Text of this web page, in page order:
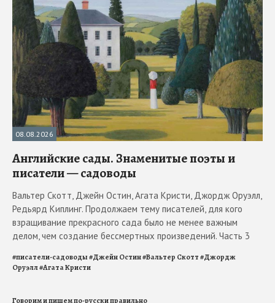
08.08.2026
Английские сады. Знаменитые поэты и
писатели — садоводы
Вальтер Скотт, Джейн Остин, Агата Кристи, Джордж Оруэлл,
Редьярд Киплинг. Продолжаем тему писателей, для кого
взращивание прекрасного сада было не менее важным
делом, чем создание бессмертных произведений. Часть 3
#писатели-садоводы#Джейн Остин#Вальтер Скотт#Джордж
Оруэлл#Агата Кристи
Говорим и пишем по-русски правильно